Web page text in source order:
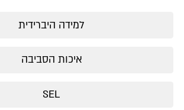
למידה היברידית
איכות הסביבה
SEL